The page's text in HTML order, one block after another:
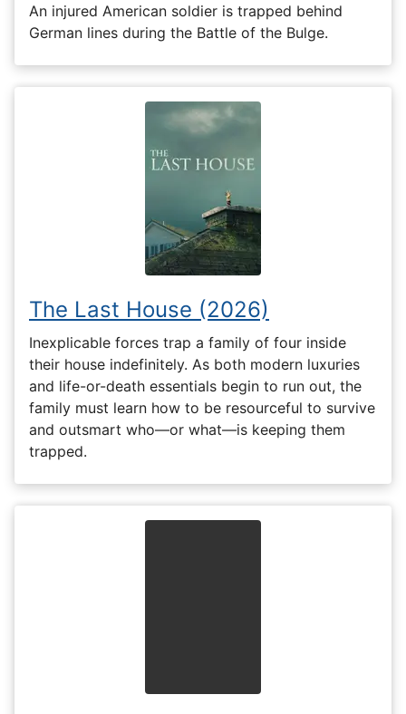
An injured American soldier is trapped behind
German lines during the Battle of the Bulge.
The Last House (2026)
Inexplicable forces trap a family of four inside
their house indefinitely. As both modern luxuries
and life-or-death essentials begin to run out, the
family must learn how to be resourceful to survive
and outsmart who—or what—is keeping them
trapped.